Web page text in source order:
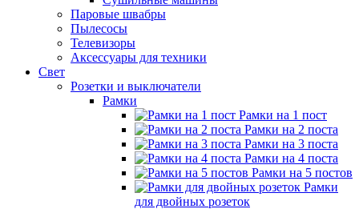
Паровые швабры
Пылесосы
Телевизоры
Аксессуары для техники
Свет
Розетки и выключатели
Рамки
Рамки на 1 пост
Рамки на 2 поста
Рамки на 3 поста
Рамки на 4 поста
Рамки на 5 постов
Рамки
для двойных розеток